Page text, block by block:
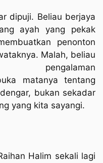
dipuji. Beliau berjaya
ayah yang pekak
penonton
Malah, beliau
matanya tentang
bukan sekadar
yang kita sayangi.
Halim sekali lagi